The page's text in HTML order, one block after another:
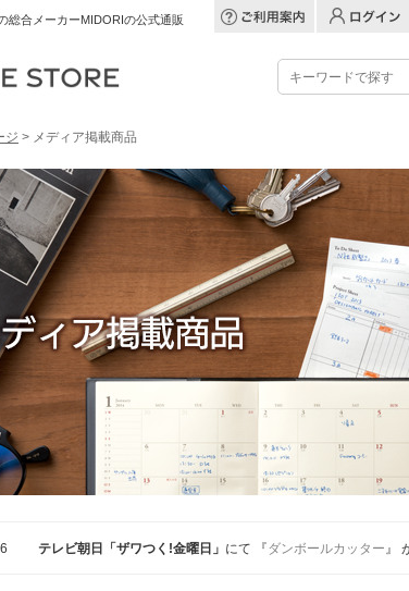
総合メーカーMIDORIの公式通販
ジ > メディア掲載商品
テレビ朝日「ザワつく!金曜日」 にて 『ダンボールカッター 』